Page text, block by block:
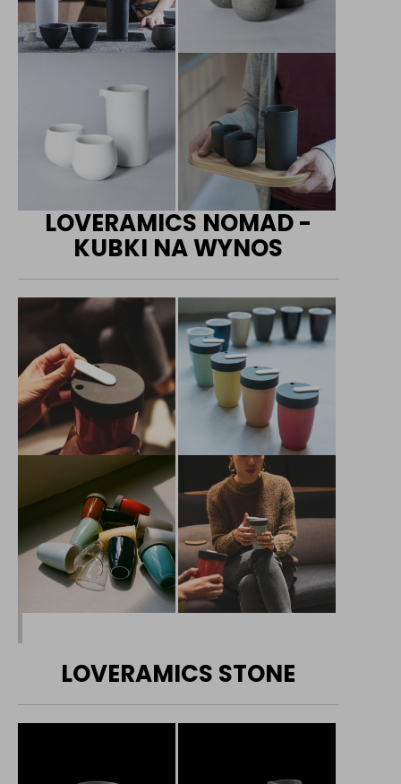
LOVERAMICS NOMAD -
KUBKI NA WYNOS
LOVERAMICS STONE